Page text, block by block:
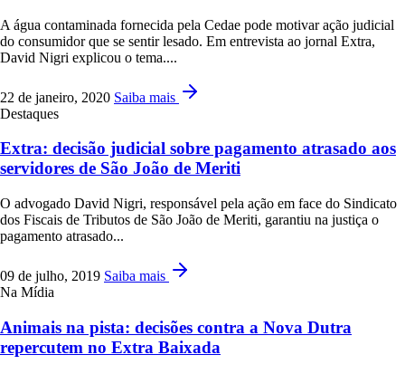
A água contaminada fornecida pela Cedae pode motivar ação judicial
do consumidor que se sentir lesado. Em entrevista ao jornal Extra,
David Nigri explicou o tema....
22 de janeiro, 2020 Saiba mais
Destaques
Extra: decisão judicial sobre pagamento atrasado aos
servidores de São João de Meriti
O advogado David Nigri, responsável pela ação em face do Sindicato
dos Fiscais de Tributos de São João de Meriti, garantiu na justiça o
pagamento atrasado...
09 de julho, 2019 Saiba mais
Na Mídia
Animais na pista: decisões contra a Nova Dutra
repercutem no Extra Baixada